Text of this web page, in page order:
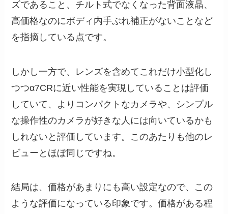
ズであること、チルト式でなくなった背面液晶、
高価格なのにボディ内手ぶれ補正がないことなど
を指摘している点です。
しかし一方で、レンズを含めてこれだけ小型化し
つつα7CRに近い性能を実現していることは評価
していて、よりコンパクトなカメラや、シンプル
な操作性のカメラが好きな人には向いているかも
しれないと評価しています。このあたりも他のレ
ビューとほぼ同じですね。
結局は、価格があまりにも高い設定なので、この
ような評価になっている印象です。価格がある程